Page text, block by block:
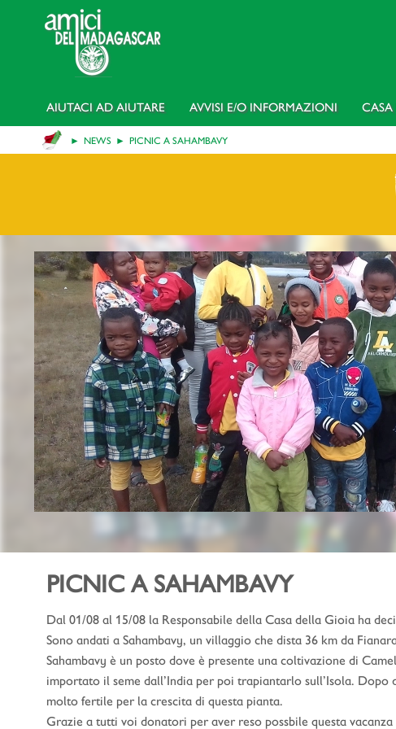
AIUTACI AD AIUTARE AVVISI E/o INFORMAZIONI CASA
NEWS PICNIC A SAHAMBAVY
PICNIC A SAHAMBAVY
Dal 01/08 al 15/08 la Responsabile della Casa della Gioia ha
Sono andati a Sahambavy, un villaggio che dista 36 km da
Sahambavy è un posto dove è presente una coltivazione di
importato il seme dall’India per poi trapiantarlo sull’Isola.
molto fertile per la crescita di questa pianta.
Grazie a tutti voi donatori per aver reso possbile questa